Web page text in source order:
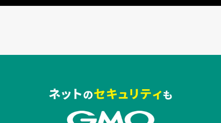
セキュリティキャンペーンでのバナー